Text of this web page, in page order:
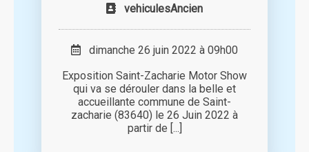
vehiculesAncien
dimanche 26 juin 2022 à 09h00
Exposition Saint-Zacharie Motor Show
qui va se dérouler dans la belle et
accueillante commune de Saint-
zacharie (83640) le 26 Juin 2022 à
partir de [...]